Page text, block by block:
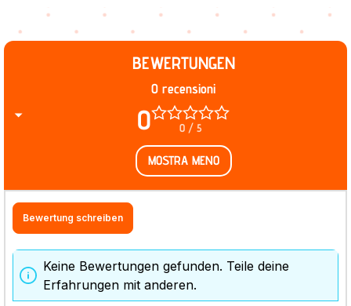
BEWERTUNGEN
0 0 / 5
0 recensioni
MOSTRA MENO
Bewertung schreiben
Keine Bewertungen gefunden. Teile deine
Erfahrungen mit anderen.